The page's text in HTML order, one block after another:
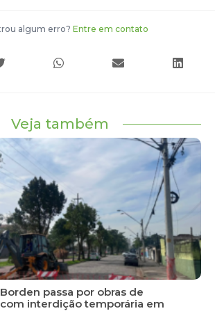
algum erro? Entre em contato
Veja também
passa por obras de
interdição temporária em